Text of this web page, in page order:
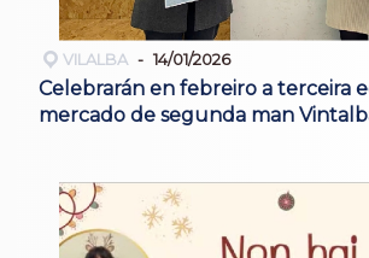
VILALBA 14/01/2026
Celebrarán en febreiro a terceira
mercado de segunda man